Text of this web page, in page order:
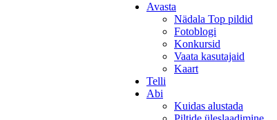
Avasta
Nädala Top pildid
Fotoblogi
Konkursid
Vaata kasutajaid
Kaart
Telli
Abi
Kuidas alustada